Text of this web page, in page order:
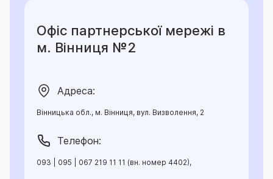
Офіс партнерської мережі в
м. Вінниця №2
Адреса:
Вінницька обл., м. Вінниця, вул. Визволення, 2
Телефон:
093 | 095 | 067 219 11 11 (вн. номер 4402),